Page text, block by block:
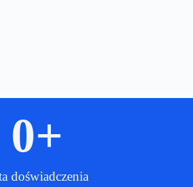
doświadczenia
0+